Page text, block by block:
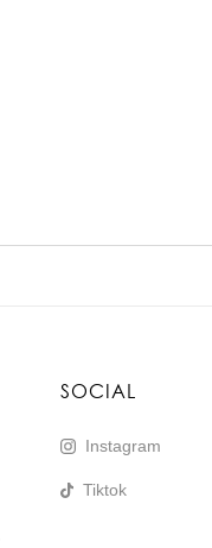
SOCIAL
Instagram
Tiktok